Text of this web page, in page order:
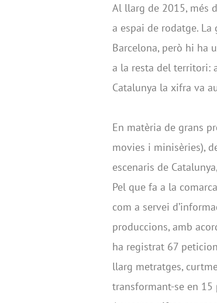
Al llarg de 2015, més
a espai de rodatge.
Barcelona, però hi ha
a la resta del territori:
Catalunya la xifra va
En matèria de grans
movies i minisèries),
escenaris de
Pel que fa a la
com a servei
produccions, amb
ha registrat 67
llarg metratges,
transformant-se en 15